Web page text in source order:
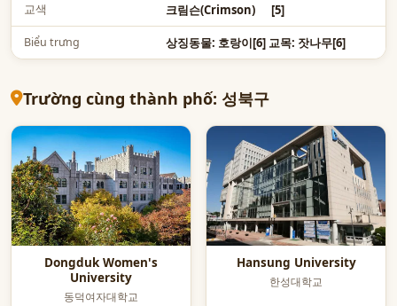
교색 크림슨(Crimson) [5]
Biểu trưng 상징동물: 호랑이[6] 교목: 잣나무[6]
Trường cùng thành phố: 성북구
Dongduk Women's
University
동덕여자대학교
Hansung University
한성대학교